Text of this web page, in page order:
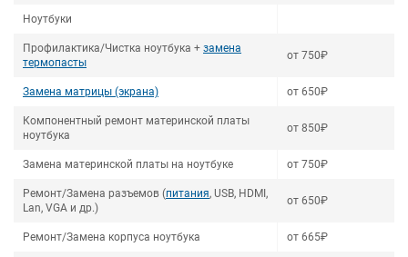
Ноутбуки
Профилактика/Чистка ноутбука + замена
термопасты
от 750₽
Замена матрицы (экрана) от 650₽
Компонентный ремонт материнской платы
ноутбука
от 850₽
Замена материнской платы на ноутбуке от 750₽
Ремонт/Замена разъемов (питания, USB, HDMI,
Lan, VGA и др.)
от 650₽
Ремонт/Замена корпуса ноутбука от 665₽